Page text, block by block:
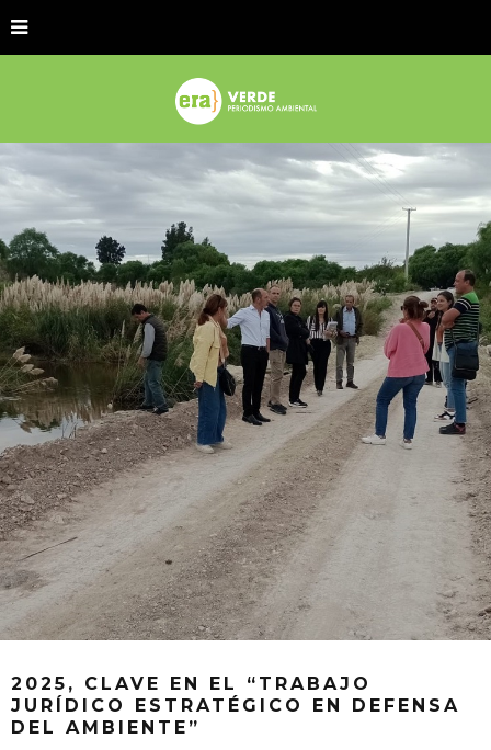
2025, CLAVE EN EL “TRABAJO
JURÍDICO ESTRATÉGICO EN DEFENSA
DEL AMBIENTE”